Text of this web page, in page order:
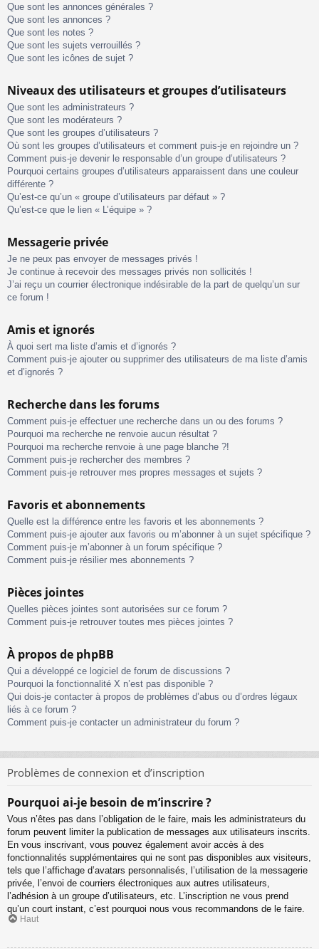
Que sont les annonces générales ?
Que sont les annonces ?
Que sont les notes ?
Que sont les sujets verrouillés ?
Que sont les icônes de sujet ?
Niveaux des utilisateurs et groupes d’utilisateurs
Que sont les administrateurs ?
Que sont les modérateurs ?
Que sont les groupes d’utilisateurs ?
Où sont les groupes d’utilisateurs et comment puis-je en rejoindre un ?
Comment puis-je devenir le responsable d’un groupe d’utilisateurs ?
Pourquoi certains groupes d’utilisateurs apparaissent dans une couleur
différente ?
Qu’est-ce qu’un « groupe d’utilisateurs par défaut » ?
Qu’est-ce que le lien « L’équipe » ?
Messagerie privée
Je ne peux pas envoyer de messages privés !
Je continue à recevoir des messages privés non sollicités !
J’ai reçu un courrier électronique indésirable de la part de quelqu’un sur
ce forum !
Amis et ignorés
À quoi sert ma liste d’amis et d’ignorés ?
Comment puis-je ajouter ou supprimer des utilisateurs de ma liste d’amis
et d’ignorés ?
Recherche dans les forums
Comment puis-je effectuer une recherche dans un ou des forums ?
Pourquoi ma recherche ne renvoie aucun résultat ?
Pourquoi ma recherche renvoie à une page blanche ?!
Comment puis-je rechercher des membres ?
Comment puis-je retrouver mes propres messages et sujets ?
Favoris et abonnements
Quelle est la différence entre les favoris et les abonnements ?
Comment puis-je ajouter aux favoris ou m’abonner à un sujet spécifique ?
Comment puis-je m’abonner à un forum spécifique ?
Comment puis-je résilier mes abonnements ?
Pièces jointes
Quelles pièces jointes sont autorisées sur ce forum ?
Comment puis-je retrouver toutes mes pièces jointes ?
À propos de phpBB
Qui a développé ce logiciel de forum de discussions ?
Pourquoi la fonctionnalité X n’est pas disponible ?
Qui dois-je contacter à propos de problèmes d’abus ou d’ordres légaux
liés à ce forum ?
Comment puis-je contacter un administrateur du forum ?
Problèmes de connexion et d’inscription
Pourquoi ai-je besoin de m’inscrire ?
Vous n’êtes pas dans l’obligation de le faire, mais les administrateurs du
forum peuvent limiter la publication de messages aux utilisateurs inscrits.
En vous inscrivant, vous pouvez également avoir accès à des
fonctionnalités supplémentaires qui ne sont pas disponibles aux visiteurs,
tels que l’affichage d’avatars personnalisés, l’utilisation de la messagerie
privée, l’envoi de courriers électroniques aux autres utilisateurs,
l’adhésion à un groupe d’utilisateurs, etc. L’inscription ne vous prend
qu’un court instant, c’est pourquoi nous vous recommandons de le faire.
Haut